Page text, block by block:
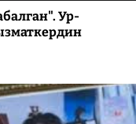
Ур-